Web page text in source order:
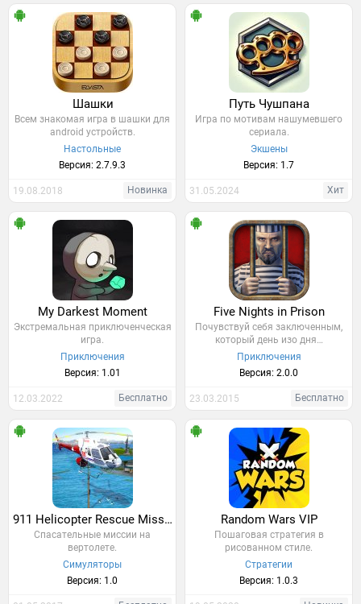
Шашки
Всем знакомая игра в шашки для
android устройств.
Настольные
Версия: 2.7.9.3
19.08.2018 Новинка
Путь Чушпана
Игра по мотивам нашумевшего
сериала.
Экшены
Версия: 1.7
31.05.2024 Хит
My Darkest Moment
Экстремальная приключенческая
игра.
Приключения
Версия: 1.01
12.03.2022 Бесплатно
Five Nights in Prison
Почувствуй себя заключенным,
который день изо дня…
Приключения
Версия: 2.0.0
23.03.2015 Бесплатно
911 Helicopter Rescue Mission
Спасательные миссии на
вертолете.
Симуляторы
Версия: 1.0
Random Wars VIP
Пошаговая стратегия в
рисованном стиле.
Стратегии
Версия: 1.0.3